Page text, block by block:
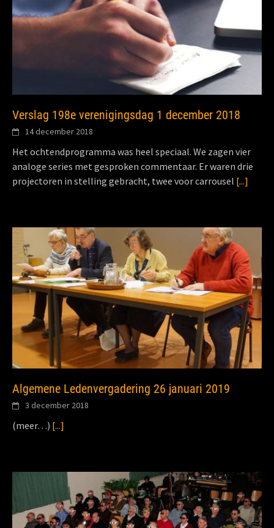
Verslag 198e verenigingsdag 1 december 2018
14 december 2018
Het ochtendprogramma was heel speciaal. We zagen vier
analoge series met gesproken commentaar. Er waren drie
projectoren in stelling gebracht, twee voor carrousel [...]
Algemene Ledenvergadering 26 januari 2019
3 december 2018
(meer…) [...]